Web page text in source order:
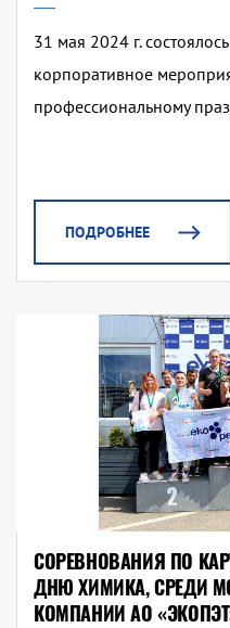
31 мая 2024 г.
корпоративное
профессиональному
ПОДРОБНЕЕ
СОРЕВНОВАНИЯ ПО
ДНЮ ХИМИКА, СРЕДИ
КОМПАНИИ АО